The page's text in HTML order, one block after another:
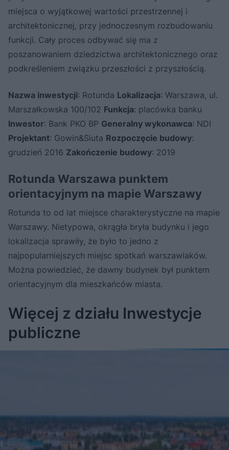
miejsca o wyjątkowej wartości przestrzennej i
architektonicznej, przy jednoczesnym rozbudowaniu
funkcji. Cały proces odbywać się ma z
poszanowaniem dziedzictwa architektonicznego oraz
podkreśleniem związku przeszłości z przyszłością.
Nazwa inwestycji: Rotunda Lokalizacja: Warszawa, ul.
Marszałkowska 100/102 Funkcja: placówka banku
Inwestor: Bank PKO BP Generalny wykonawca: NDI
Projektant: Gowin&Siuta Rozpoczęcie budowy:
grudzień 2016 Zakończenie budowy: 2019
Rotunda Warszawa punktem
orientacyjnym na mapie Warszawy
Rotunda to od lat miejsce charakterystyczne na mapie
Warszawy. Nietypowa, okrągła bryła budynku i jego
lokalizacja sprawiły, że było to jedno z
najpopularniejszych miejsc spotkań warszawiaków.
Można powiedzieć, że dawny budynek był punktem
orientacyjnym dla mieszkańców miasta.
Więcej z działu Inwestycje
publiczne